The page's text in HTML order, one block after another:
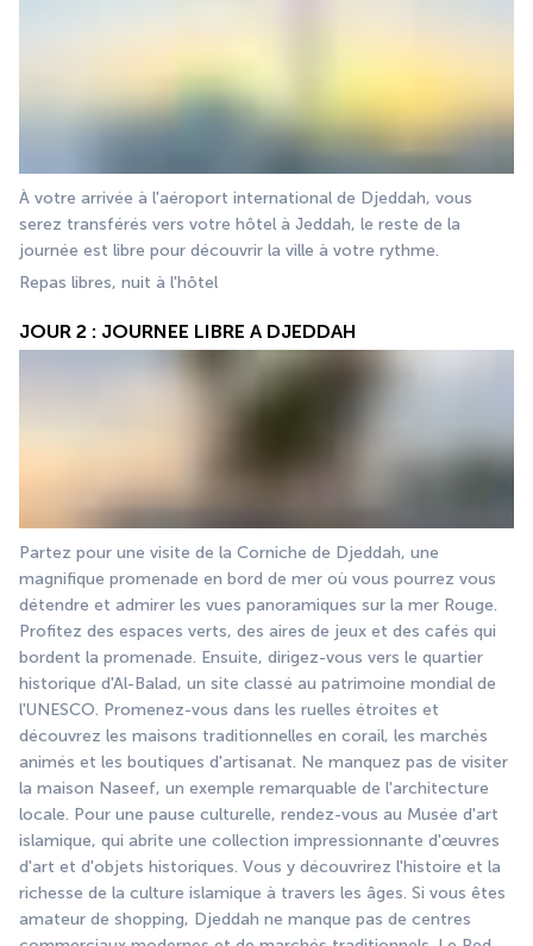
À votre arrivée à l'aéroport international de Djeddah, vous
serez transférés vers votre hôtel à Jeddah, le reste de la
journée est libre pour découvrir la ville à votre rythme.
Repas libres, nuit à l'hôtel
JOUR 2 : JOURNEE LIBRE A DJEDDAH
Partez pour une visite de la Corniche de Djeddah, une
magnifique promenade en bord de mer où vous pourrez vous
détendre et admirer les vues panoramiques sur la mer Rouge.
Profitez des espaces verts, des aires de jeux et des cafés qui
bordent la promenade. Ensuite, dirigez-vous vers le quartier
historique d'Al-Balad, un site classé au patrimoine mondial de
l'UNESCO. Promenez-vous dans les ruelles étroites et
découvrez les maisons traditionnelles en corail, les marchés
animés et les boutiques d'artisanat. Ne manquez pas de visiter
la maison Naseef, un exemple remarquable de l'architecture
locale. Pour une pause culturelle, rendez-vous au Musée d'art
islamique, qui abrite une collection impressionnante d'œuvres
d'art et d'objets historiques. Vous y découvrirez l'histoire et la
richesse de la culture islamique à travers les âges. Si vous êtes
amateur de shopping, Djeddah ne manque pas de centres